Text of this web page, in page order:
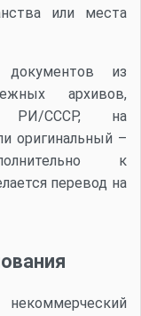
или места
из
архивов,
РИ/СССР, на
оригинальный –
к
перевод на